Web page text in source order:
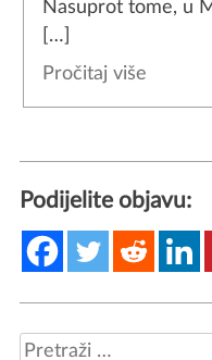
Nasuprot tome, u
[…]
Pročitaj više
Podijelite objavu:
Pretraži: